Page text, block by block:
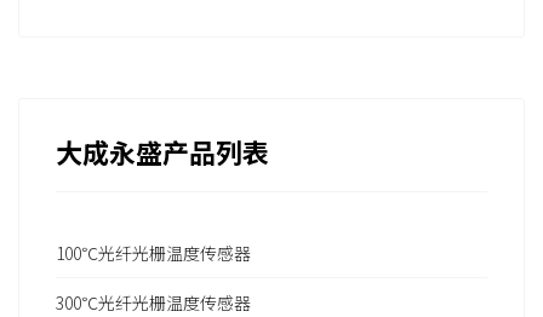
大成永盛产品列表
100℃光纤光栅温度传感器
300℃光纤光栅温度传感器